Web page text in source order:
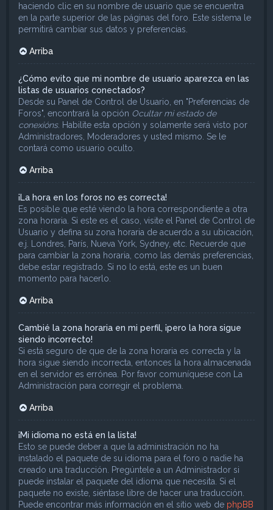
haciendo clic en su nombre de usuario que se encuentra
en la parte superior de las páginas del foro. Este sistema le
permitirá cambiar sus datos y preferencias.
Arriba
¿Cómo evito que mi nombre de usuario aparezca en las
listas de usuarios conectados?
Desde su Panel de Control de Usuario, en "Preferencias de
Foros", encontrará la opción Ocultar mi estado de
conexións. Habilite esta opción y solamente será visto por
Administradores, Moderadores y usted mismo. Se le
contará como usuario oculto.
Arriba
¡La hora en los foros no es correcta!
Es posible que esté viendo la hora correspondiente a otra
zona horaria. Si este es el caso, visite el Panel de Control de
Usuario y defina su zona horaria de acuerdo a su ubicación,
e.j. Londres, París, Nueva York, Sydney, etc. Recuerde que
para cambiar la zona horaria, como las demás preferencias,
debe estar registrado. Si no lo está, este es un buen
momento para hacerlo.
Arriba
Cambié la zona horaria en mi perfil, ¡pero la hora sigue
siendo incorrecto!
Si está seguro de que de la zona horaria es correcta y la
hora sigue siendo incorrecta, entonces la hora almacenada
en el servidor es errónea. Por favor comuníquese con La
Administración para corregir el problema.
Arriba
¡Mi idioma no está en la lista!
Esto se puede deber a que la administración no ha
instalado el paquete de su idioma para el foro o nadie ha
creado una traducción. Pregúntele a un Administrador si
puede instalar el paquete del idioma que necesita. Si el
paquete no existe, siéntase libre de hacer una traducción.
Puede encontrar más información en el sitio web de phpBB